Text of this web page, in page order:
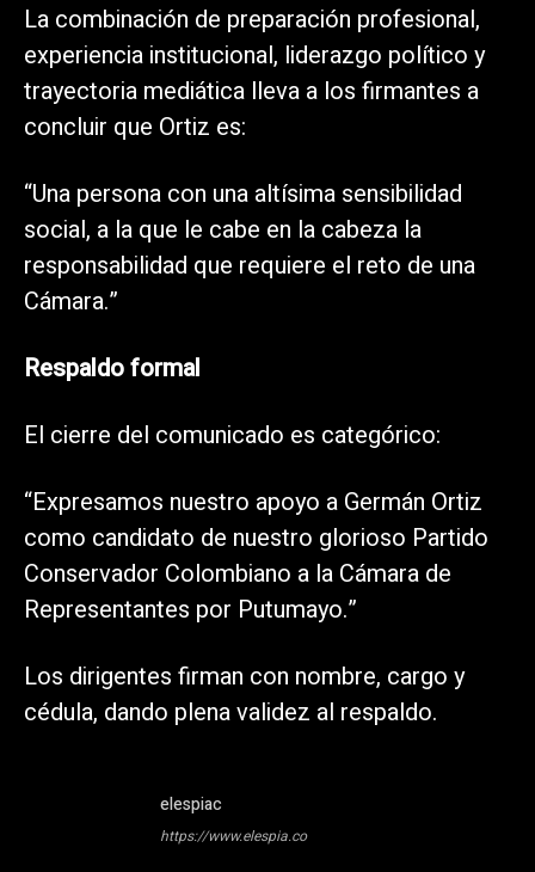
La combinación de preparación profesional,
experiencia institucional, liderazgo político y
trayectoria mediática lleva a los firmantes a
concluir que Ortiz es:
“Una persona con una altísima sensibilidad
social, a la que le cabe en la cabeza la
responsabilidad que requiere el reto de una
Cámara.”
Respaldo formal
El cierre del comunicado es categórico:
“Expresamos nuestro apoyo a Germán Ortiz
como candidato de nuestro glorioso Partido
Conservador Colombiano a la Cámara de
Representantes por Putumayo.”
Los dirigentes firman con nombre, cargo y
cédula, dando plena validez al respaldo.
elespiac
https://www.elespia.co